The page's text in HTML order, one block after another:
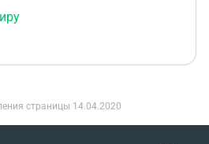
страницы 14.04.2020